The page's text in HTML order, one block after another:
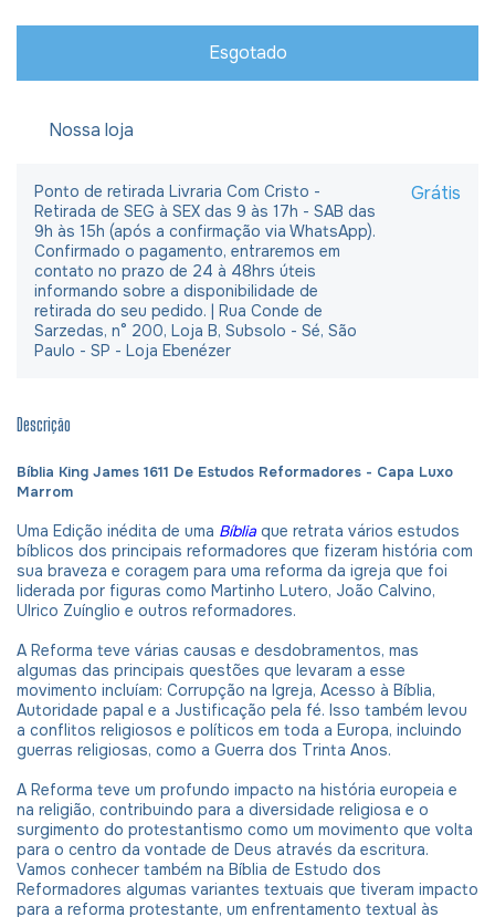
Nossa loja
Ponto de retirada Livraria Com Cristo -
Retirada de SEG à SEX das 9 às 17h - SAB das
9h às 15h (após a confirmação via WhatsApp).
Confirmado o pagamento, entraremos em
contato no prazo de 24 à 48hrs úteis
informando sobre a disponibilidade de
retirada do seu pedido. | Rua Conde de
Sarzedas, n° 200, Loja B, Subsolo - Sé, São
Paulo - SP - Loja Ebenézer
Grátis
Descrição
Bíblia King James 1611 De Estudos Reformadores - Capa Luxo
Marrom
Uma Edição inédita de uma Bíblia que retrata vários estudos
bíblicos dos principais reformadores que fizeram história com
sua braveza e coragem para uma reforma da igreja que foi
liderada por figuras como Martinho Lutero, João Calvino,
Ulrico Zuínglio e outros reformadores.
A Reforma teve várias causas e desdobramentos, mas
algumas das principais questões que levaram a esse
movimento incluíam: Corrupção na Igreja, Acesso à Bíblia,
Autoridade papal e a Justificação pela fé. Isso também levou
a conflitos religiosos e políticos em toda a Europa, incluindo
guerras religiosas, como a Guerra dos Trinta Anos.
A Reforma teve um profundo impacto na história europeia e
na religião, contribuindo para a diversidade religiosa e o
surgimento do protestantismo como um movimento que volta
para o centro da vontade de Deus através da escritura.
Vamos conhecer também na Bíblia de Estudo dos
Reformadores algumas variantes textuais que tiveram impacto
para a reforma protestante, um enfrentamento textual às